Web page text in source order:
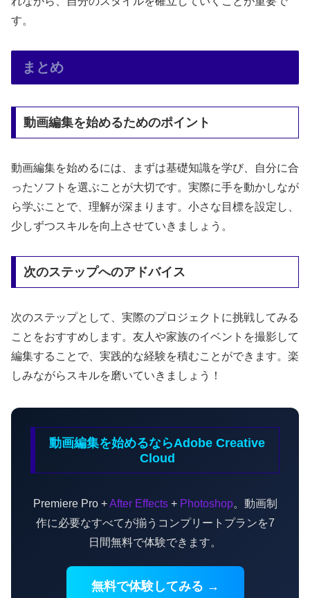
す。
まとめ
動画編集を始めるためのポイント
動画編集を始めるには、まずは基礎知識を学び、自分に合
ったソフトを選ぶことが大切です。実際に手を動かしなが
ら学ぶことで、理解が深まります。小さな目標を設定し、
少しずつスキルを向上させていきましょう。
次のステップへのアドバイス
次のステップとして、実際のプロジェクトに挑戦してみる
ことをおすすめします。友人や家族のイベントを撮影して
編集することで、実践的な経験を積むことができます。楽
しみながらスキルを磨いていきましょう！
動画編集を始めるならAdobe Creative
Cloud
Premiere Pro +After Effects+ Photoshop。動画制
作に必要なすべてが揃うコンプリートプランを7
日間無料で体験できます。
無料で体験してみる →